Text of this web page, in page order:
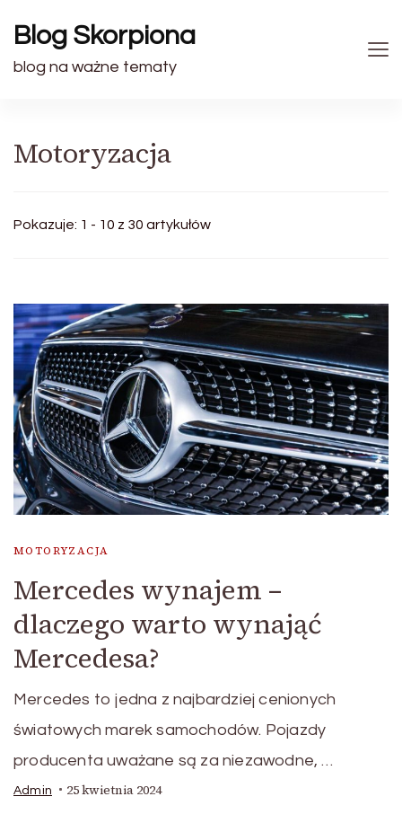
Blog Skorpiona
blog na ważne tematy
Motoryzacja
Pokazuje: 1 - 10 z 30 artykułów
MOTORYZACJA
Mercedes wynajem –
dlaczego warto wynająć
Mercedesa?
Mercedes to jedna z najbardziej cenionych
światowych marek samochodów. Pojazdy
producenta uważane są za niezawodne, …
Admin 25 kwietnia 2024